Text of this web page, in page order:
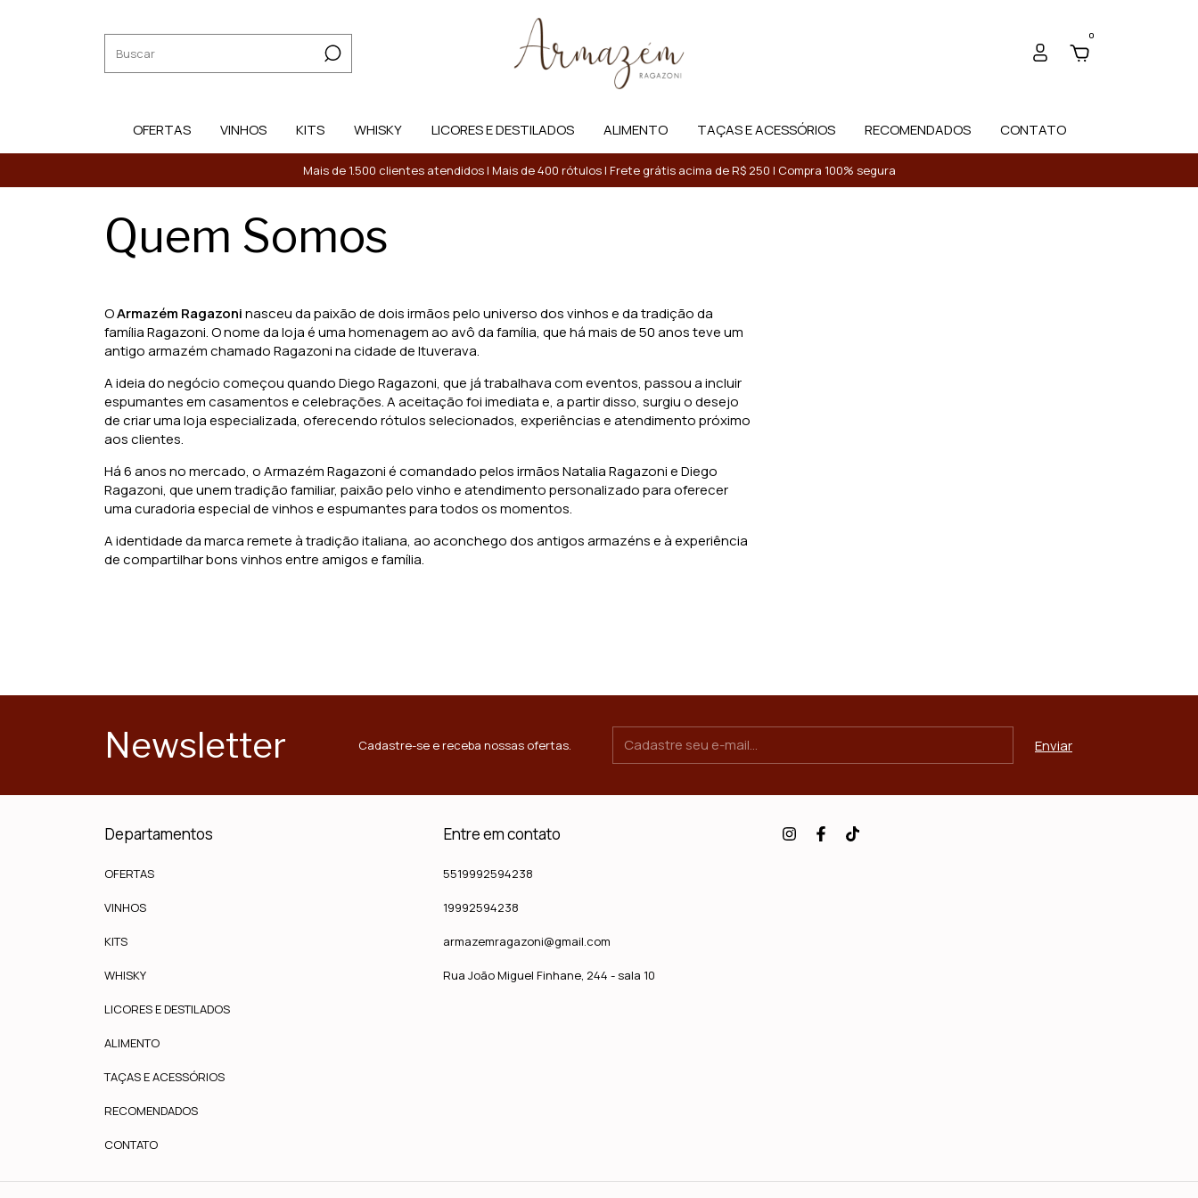
0
OFERTAS VINHOS KITS WHISKY LICORES E DESTILADOS ALIMENTO TAÇAS E ACESSÓRIOS RECOMENDADOS CONTATO
Mais de 1.500 clientes atendidos | Mais de 400 rótulos | Frete grátis acima de R$ 250 | Compra 100% segura
Quem Somos
OArmazém Ragazoninasceu da paixão de dois irmãos pelo universo dos vinhos e da tradição da
família Ragazoni. O nome da loja é uma homenagem ao avô da família, que há mais de 50 anos teve um
antigo armazém chamado Ragazoni na cidade de Ituverava.
A ideia do negócio começou quando Diego Ragazoni, que já trabalhava com eventos, passou a incluir
espumantes em casamentos e celebrações. A aceitação foi imediata e, a partir disso, surgiu o desejo
de criar uma loja especializada, oferecendo rótulos selecionados, experiências e atendimento próximo
aos clientes.
Há 6 anos no mercado, o Armazém Ragazoni é comandado pelos irmãos Natalia Ragazoni e Diego
Ragazoni, que unem tradição familiar, paixão pelo vinho e atendimento personalizado para oferecer
uma curadoria especial de vinhos e espumantes para todos os momentos.
A identidade da marca remete à tradição italiana, ao aconchego dos antigos armazéns e à experiência
de compartilhar bons vinhos entre amigos e família.
Newsletter Cadastre-se e receba nossas ofertas.
Departamentos
OFERTAS
VINHOS
KITS
WHISKY
LICORES E DESTILADOS
ALIMENTO
TAÇAS E ACESSÓRIOS
RECOMENDADOS
CONTATO
Entre em contato
5519992594238
19992594238
armazemragazoni@gmail.com
Rua João Miguel Finhane, 244 - sala 10